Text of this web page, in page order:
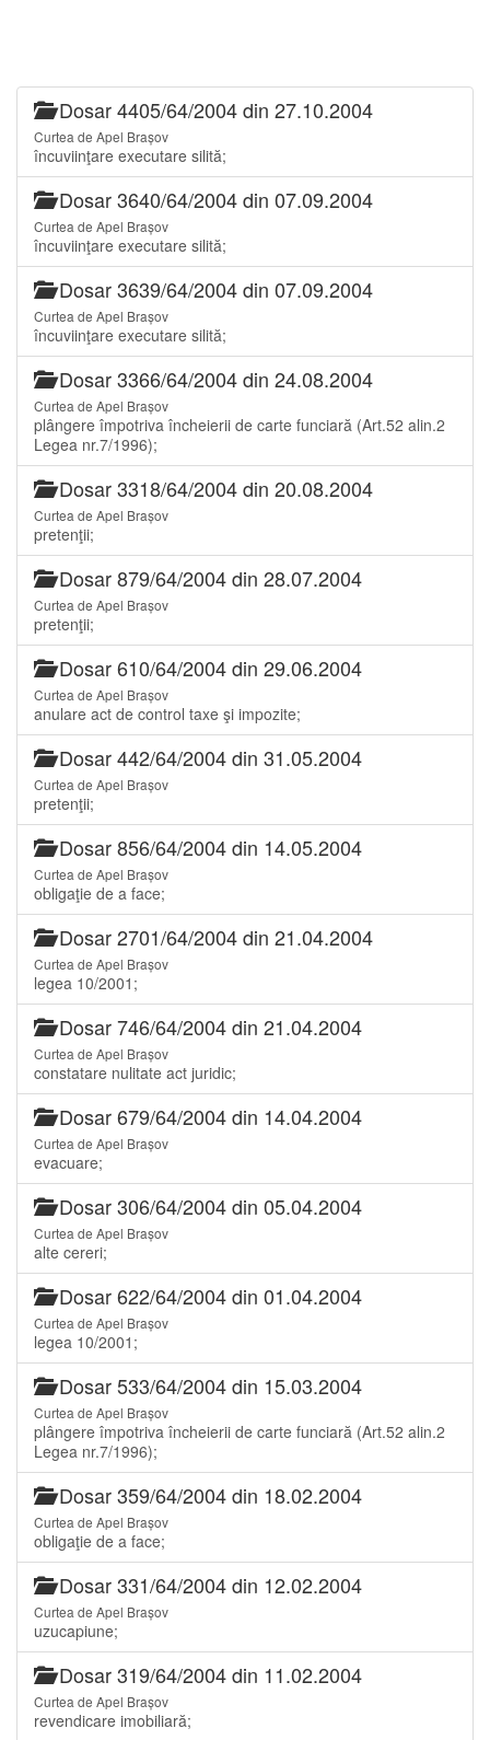
Dosar 4405/64/2004 din 27.10.2004
Curtea de Apel Brașov
încuviinţare executare silită;
Dosar 3640/64/2004 din 07.09.2004
Curtea de Apel Brașov
încuviinţare executare silită;
Dosar 3639/64/2004 din 07.09.2004
Curtea de Apel Brașov
încuviinţare executare silită;
Dosar 3366/64/2004 din 24.08.2004
Curtea de Apel Brașov
plângere împotriva încheierii de carte funciară (Art.52 alin.2
Legea nr.7/1996);
Dosar 3318/64/2004 din 20.08.2004
Curtea de Apel Brașov
pretenţii;
Dosar 879/64/2004 din 28.07.2004
Curtea de Apel Brașov
pretenţii;
Dosar 610/64/2004 din 29.06.2004
Curtea de Apel Brașov
anulare act de control taxe şi impozite;
Dosar 442/64/2004 din 31.05.2004
Curtea de Apel Brașov
pretenţii;
Dosar 856/64/2004 din 14.05.2004
Curtea de Apel Brașov
obligaţie de a face;
Dosar 2701/64/2004 din 21.04.2004
Curtea de Apel Brașov
legea 10/2001;
Dosar 746/64/2004 din 21.04.2004
Curtea de Apel Brașov
constatare nulitate act juridic;
Dosar 679/64/2004 din 14.04.2004
Curtea de Apel Brașov
evacuare;
Dosar 306/64/2004 din 05.04.2004
Curtea de Apel Brașov
alte cereri;
Dosar 622/64/2004 din 01.04.2004
Curtea de Apel Brașov
legea 10/2001;
Dosar 533/64/2004 din 15.03.2004
Curtea de Apel Brașov
plângere împotriva încheierii de carte funciară (Art.52 alin.2
Legea nr.7/1996);
Dosar 359/64/2004 din 18.02.2004
Curtea de Apel Brașov
obligaţie de a face;
Dosar 331/64/2004 din 12.02.2004
Curtea de Apel Brașov
uzucapiune;
Dosar 319/64/2004 din 11.02.2004
Curtea de Apel Brașov
revendicare imobiliară;